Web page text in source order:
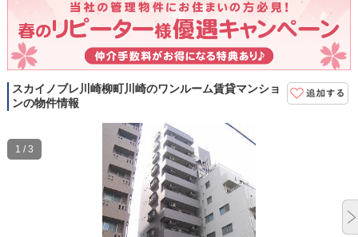
スカイノブレ川崎柳町川崎のワンルーム賃貸マンショ
ンの物件情報
1 / 3